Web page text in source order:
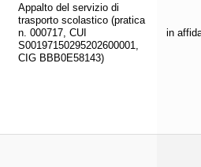
Appalto del servizio di
trasporto scolastico (pratica
n. 000717, CUI
S00197150295202600001,
CIG BBB0E58143)
in